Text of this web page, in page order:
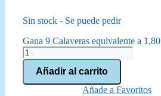
original
era:
110,00 €.
Sin stock - Se puede pedir
Gana 9 Calaveras equivalente a 1,80
Apex
Legends
Juego
Añadir al carrito
Añade a Favoritos